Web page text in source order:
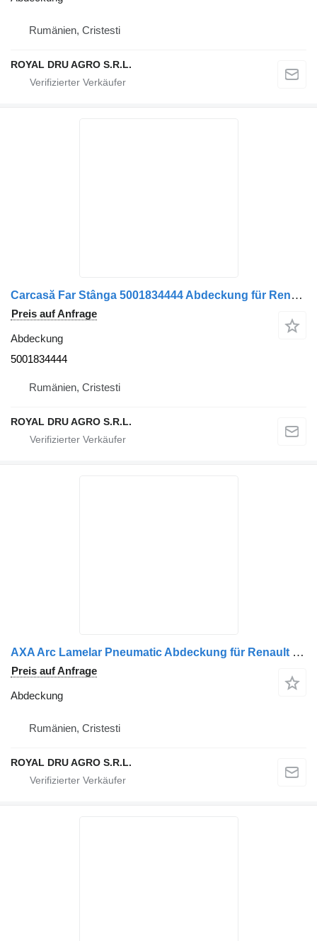
Rumänien, Cristesti
ROYAL DRU AGRO S.R.L.
Carcasă Far Stânga 5001834444 Abdeckung für Renault (Albastră) LKW
Preis auf Anfrage
Abdeckung
5001834444
Rumänien, Cristesti
ROYAL DRU AGRO S.R.L.
AXA Arc Lamelar Pneumatic Abdeckung für Renault LKW
Preis auf Anfrage
Abdeckung
Rumänien, Cristesti
ROYAL DRU AGRO S.R.L.